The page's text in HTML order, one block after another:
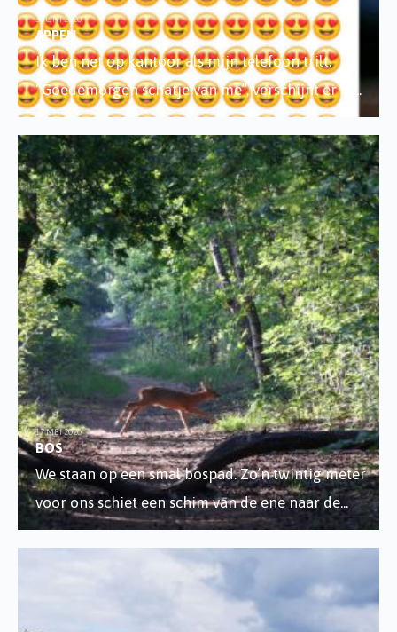
3 JUNI 2020
APPEN
Ik ben net op kantoor als mijn telefoon trilt.
“Goedemorgen schatje van me”, verschijnt er in
...
17 MEI 2020
BOS
We staan op een smal bospad. Zo’n twintig meter
voor ons schiet een schim van de ene naar de...